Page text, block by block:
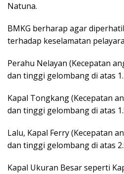
Natuna.
BMKG berharap agar
terhadap keselamatan
Perahu Nelayan (Kecepatan
dan tinggi gelombang di atas
Kapal Tongkang (Kecepatan
dan tinggi gelombang di atas
Lalu, Kapal Ferry (Kecepatan
dan tinggi gelombang di atas
Kapal Ukuran Besar seperti